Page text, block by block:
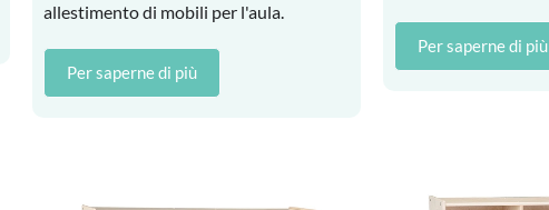
allestimento di mobili per l'aula.
Per saperne di più
Per saperne di più